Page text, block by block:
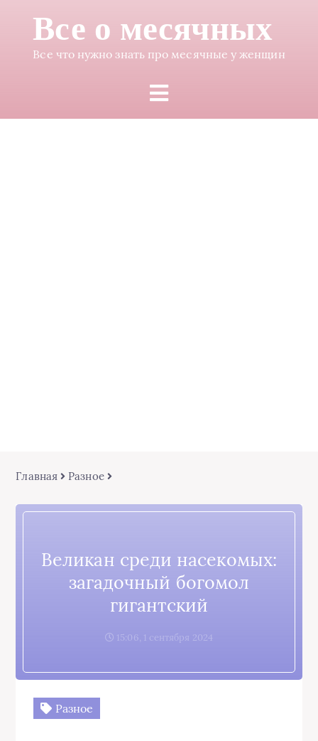
Все о месячных
Все что нужно знать про месячные у женщин
Главная Разное
Великан среди насекомых:
загадочный богомол
гигантский
15:06, 1 сентября 2024
Разное